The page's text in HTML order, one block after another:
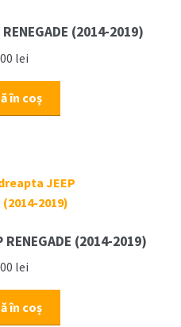
(2014-2019)
lei
în coș
(2014-2019)
lei
în coș